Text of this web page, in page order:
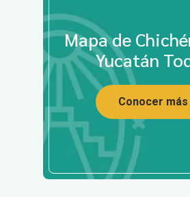
Mapa de
Yucatán
Conocer más